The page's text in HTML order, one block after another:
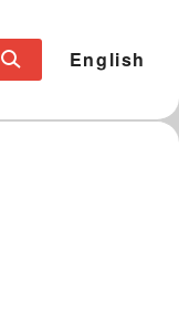
English